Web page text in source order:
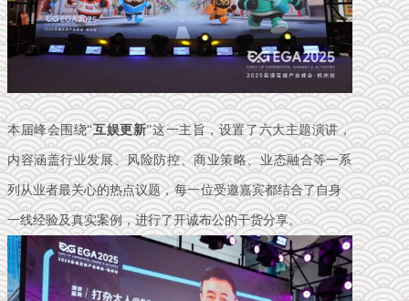
本届峰会围绕“互娱更新”这一主旨，设置了六大主题演讲，
内容涵盖行业发展、风险防控、商业策略、业态融合等一系
列从业者最关心的热点议题，每一位受邀嘉宾都结合了自身
一线经验及真实案例，进行了开诚布公的干货分享。